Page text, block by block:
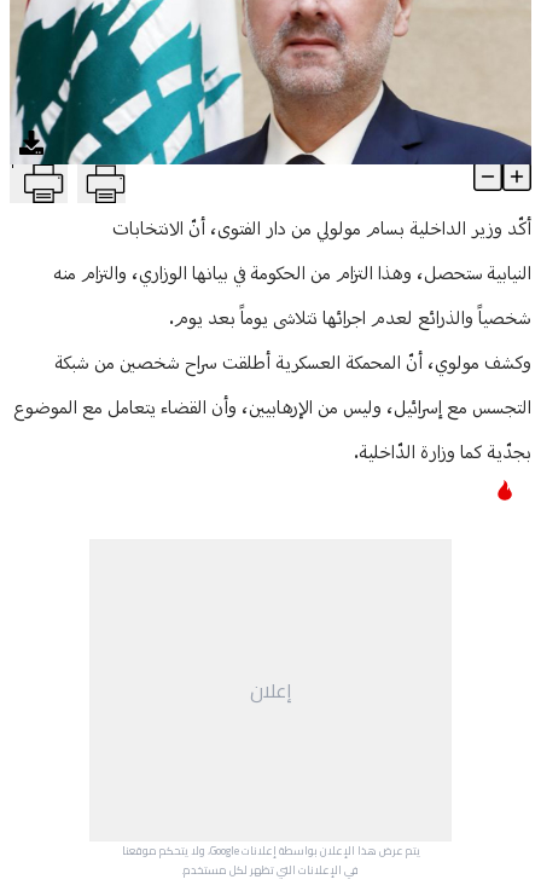
ثقافة ومجتمع
منوعات
وزير الداخليّة من دار الفتوى: الإنتخابات النيابية ستحصل T
Article Content
أكّد وزير الداخلية بسام مولولي من دار الفتوى، أنّ الانتخابات
النيابية ستحصل، وهذا التزام من الحكومة في بيانها الوزاري، والتزام منه
شخصياً والذرائع لعدم اجرائها تتلاشى يوماً بعد يوم.
وكشف مولوي، أنّ المحمكة العسكرية أطلقت سراح شخصين من شبكة
التجسس مع إسرائيل، وليس من الإرهابيين، وأن القضاء يتعامل مع الموضوع
بجدّية كما وزارة الدّاخلية.
إعلان
يتم عرض هذا الإعلان بواسطة إعلانات Google، ولا يتحكم موقعنا
في الإعلانات التي تظهر لكل مستخدم.